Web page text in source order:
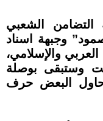
الشعبي
وجبهة اسناد
والإسلامي،
وستبقى بوصلة
حاول البعض حرف